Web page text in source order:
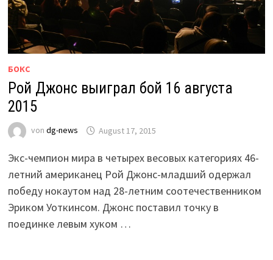
БОКС
Рой Джонс выиграл бой 16 августа
2015
von dg-news August 17, 2015
Экс-чемпион мира в четырех весовых категориях 46-
летний американец Рой Джонс-младший одержал
победу нокаутом над 28-летним соотечественником
Эриком Уоткинсом. Джонс поставил точку в
поединке левым хуком …